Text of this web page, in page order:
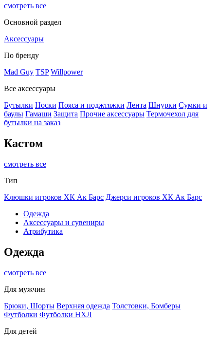
смотреть все
Основной раздел
Аксессуары
По бренду
Mad Guy TSP Willpower
Все аксессуары
Бутылки Носки Пояса и поджтяжки Лента Шнурки Сумки и
баулы Гамаши Защита Прочие аксессуары Термочехол для
бутылки на заказ
Кастом
смотреть все
Тип
Клюшки игроков ХК Ак Барс Джерси игроков ХК Ак Барс
Одежда
Аксессуары и сувениры
Атрибутика
Одежда
смотреть все
Для мужчин
Брюки, Шорты Верхняя одежда Толстовки, Бомберы
Футболки Футболки НХЛ
Для детей